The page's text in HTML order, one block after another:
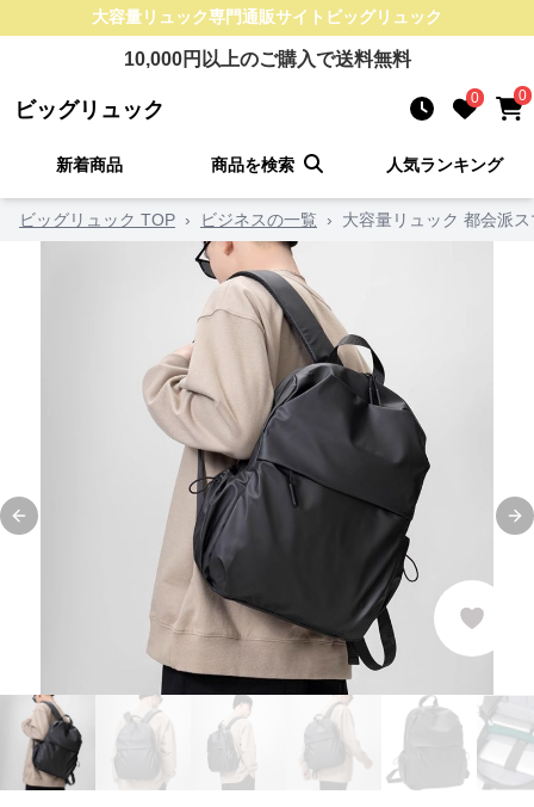
大容量リュック専門通販サイト ビッグリュック
10,000円以上のご購入で送料無料
ビッグリュック 0 0
新着商品 商品を検索 人気ランキング
ビッグリュック TOP › ビジネスの一覧 › 大容量リュック 都会派
Previous slide